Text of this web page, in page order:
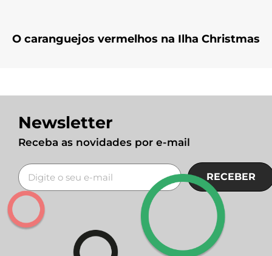
O caranguejos vermelhos na Ilha Christmas
Newsletter
Receba as novidades por e-mail
RECEBER